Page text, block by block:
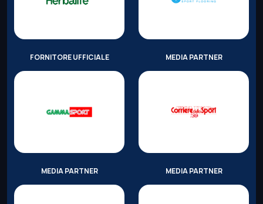
FORNITORE UFFICIALE MEDIA PARTNER
MEDIA PARTNER MEDIA PARTNER